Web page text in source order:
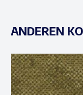
ANDEREN